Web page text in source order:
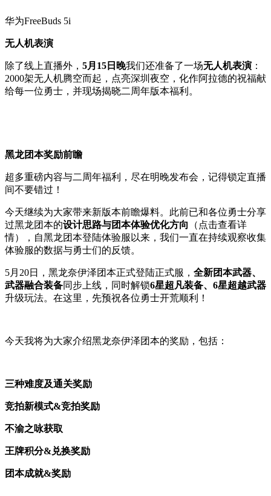
华为FreeBuds 5i
无人机表演
除了线上直播外， 5月15日晚我们还准备了一场无人机表演 ：
2000架无人机腾空而起，点亮深圳夜空，化作阿拉德的祝福献
给每一位勇士，并现场揭晓二周年版本福利。
黑龙团本奖励前瞻
超多重磅内容与二周年福利，尽在明晚发布会，记得锁定直播
间不要错过！
今天继续为大家带来新版本前瞻爆料。此前已和各位勇士分享
过黑龙团本的设计思路与团本体验优化方向
（点击查看详
情），自黑龙团本登陆体验服以来，我们一直在持续观察收集
体验服的数据与勇士们的反馈。
5月20日，黑龙奈伊泽团本正式登陆正式服， 全新团本武器、
武器融合装备同步上线，同时解锁6星超凡装备、6星超越武器
升级玩法。在这里，先预祝各位勇士开荒顺利！
今天我将为大家介绍黑龙奈伊泽团本的奖励，包括：
三种难度及通关奖励
竞拍新模式&竞拍奖励
不渝之咏获取
王牌积分&兑换奖励
团本成就&奖励